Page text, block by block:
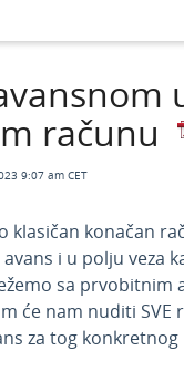
računu
9:07 am CET
klasičan konačan
i u polju veza
sa prvobitnim
će nam nuditi SVE
za tog konkretnog